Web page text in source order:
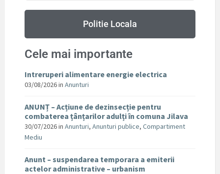
Politie Locala
Cele mai importante
Intreruperi alimentare energie electrica
03/08/2026in Anunturi
ANUNȚ – Acțiune de dezinsecție pentru
combaterea țânțarilor adulți în comuna Jilava
30/07/2026in Anunturi, Anunturi publice, Compartiment
Mediu
Anunt – suspendarea temporara a emiterii
actelor administrative – urbanism